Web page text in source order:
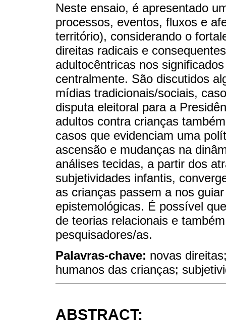
Neste ensaio, é apresentado
processos, eventos, fluxos e
território), considerando o
direitas radicais e
adultocêntricas nos
centralmente. São discutidos
mídias tradicionais/sociais,
disputa eleitoral para a
adultos contra crianças
casos que evidenciam uma
ascensão e mudanças na
análises tecidas, a partir dos
subjetividades infantis,
as crianças passem a nos
epistemológicas. É possível
de teorias relacionais e
pesquisadores/as.
Palavras-chave: novas
humanos das crianças;
ABSTRACT: